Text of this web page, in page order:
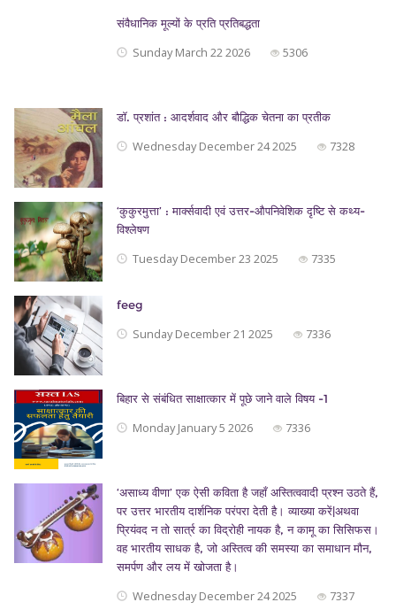
संवैधानिक मूल्यों के प्रति प्रतिबद्धता
Sunday March 22 2026 5306
डॉ. प्रशांत : आदर्शवाद और बौद्धिक चेतना का प्रतीक
Wednesday December 24 2025 7328
‘कुकुरमुत्ता’ : मार्क्सवादी एवं उत्तर-औपनिवेशिक दृष्टि से कथ्य-
विश्लेषण
Tuesday December 23 2025 7335
feeg
Sunday December 21 2025 7336
बिहार से संबंधित साक्षात्कार में पूछे जाने वाले विषय -1
Monday January 5 2026 7336
‘असाध्य वीणा’ एक ऐसी कविता है जहाँ अस्तित्ववादी प्रश्न उठते हैं,
पर उत्तर भारतीय दार्शनिक परंपरा देती है। व्याख्या करें|अथवा
प्रियंवद न तो सार्त्र का विद्रोही नायक है, न कामू का सिसिफस।
वह भारतीय साधक है, जो अस्तित्व की समस्या का समाधान मौन,
समर्पण और लय में खोजता है।
Wednesday December 24 2025 7337